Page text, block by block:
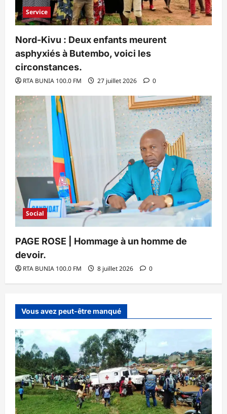
Service
Nord-Kivu : Deux enfants meurent
asphyxiés à Butembo, voici les
circonstances.
RTA BUNIA 100.0 FM 27 juillet 2026 0
Social
PAGE ROSE | Hommage à un homme de
devoir.
RTA BUNIA 100.0 FM 8 juillet 2026 0
Vous avez peut-être manqué